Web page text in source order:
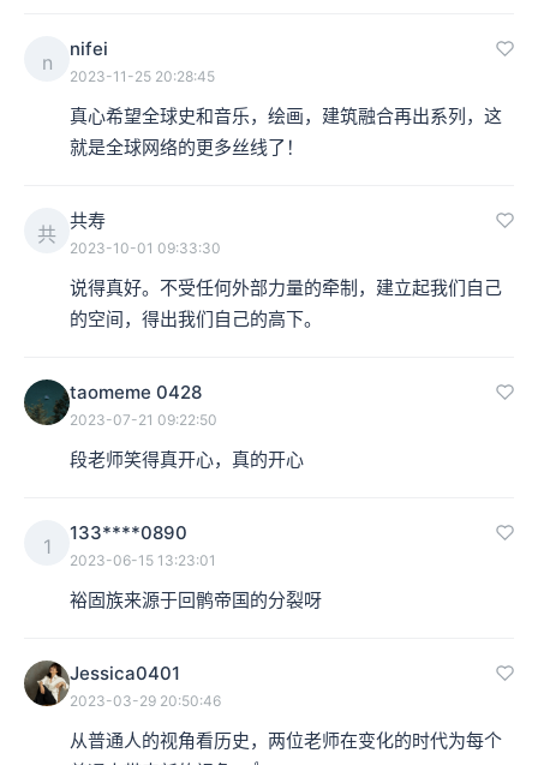
n
nifei
2023-11-25 20:28:45
真心希望全球史和音乐，绘画，建筑融合再出系列，这
就是全球网络的更多丝线了！
共
共寿
2023-10-01 09:33:30
说得真好。不受任何外部力量的牵制，建立起我们自己
的空间，得出我们自己的高下。
taomeme 0428
2023-07-21 09:22:50
段老师笑得真开心，真的开心
1
133****0890
2023-06-15 13:23:01
裕固族来源于回鹘帝国的分裂呀
Jessica0401
2023-03-29 20:50:46
从普通人的视角看历史，两位老师在变化的时代为每个